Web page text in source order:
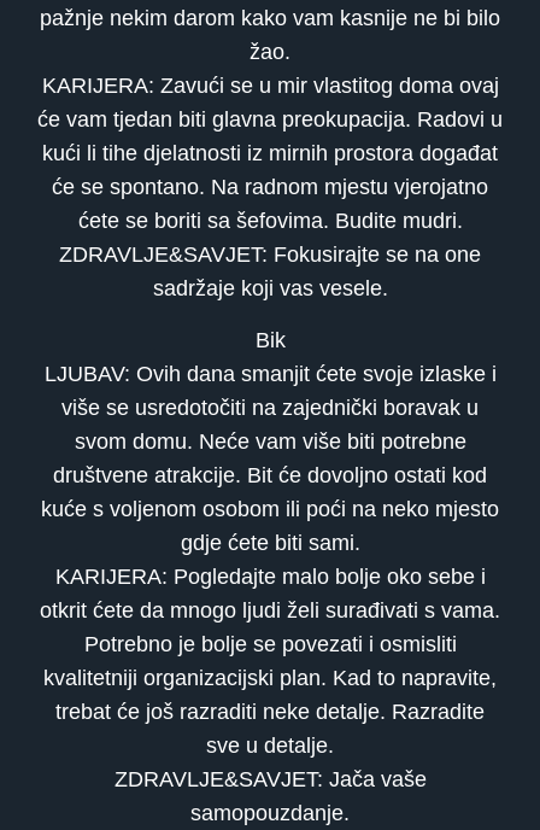
pažnje nekim darom kako vam kasnije ne bi bilo
žao.
KARIJERA: Zavući se u mir vlastitog doma ovaj
će vam tjedan biti glavna preokupacija. Radovi u
kući li tihe djelatnosti iz mirnih prostora događat
će se spontano. Na radnom mjestu vjerojatno
ćete se boriti sa šefovima. Budite mudri.
ZDRAVLJE&SAVJET: Fokusirajte se na one
sadržaje koji vas vesele.
Bik
LJUBAV: Ovih dana smanjit ćete svoje izlaske i
više se usredotočiti na zajednički boravak u
svom domu. Neće vam više biti potrebne
društvene atrakcije. Bit će dovoljno ostati kod
kuće s voljenom osobom ili poći na neko mjesto
gdje ćete biti sami.
KARIJERA: Pogledajte malo bolje oko sebe i
otkrit ćete da mnogo ljudi želi surađivati s vama.
Potrebno je bolje se povezati i osmisliti
kvalitetniji organizacijski plan. Kad to napravite,
trebat će još razraditi neke detalje. Razradite
sve u detalje.
ZDRAVLJE&SAVJET: Jača vaše
samopouzdanje.